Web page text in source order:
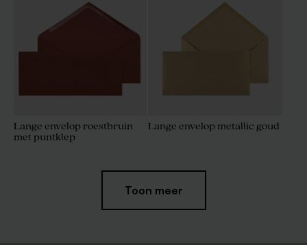
Lange envelop roestbruin
met puntklep
Lange envelop metallic goud
Toon meer